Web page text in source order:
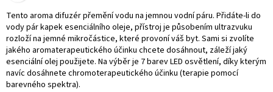
Tento aroma difuzér přemění vodu na jemnou vodní páru. Přidáte-li do
vody pár kapek esenciálního oleje, přístroj je působením ultrazvuku
rozloží na jemné mikročástice, které provoní váš byt. Sami si zvolíte
jakého aromaterapeutického účinku chcete dosáhnout, záleží jaký
esenciální olej použijete. Na výběr je 7 barev LED osvětlení, díky kterým
navíc dosáhnete chromoterapeutického účinku (terapie pomocí
barevného spektra).